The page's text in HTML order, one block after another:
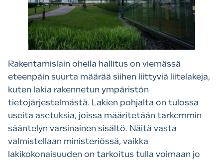
Rakentamislain ohella hallitus on viemässä
eteenpäin suurta määrää siihen liittyviä liitelakeja,
kuten lakia rakennetun ympäristön
tietojärjestelmästä. Lakien pohjalta on tulossa
useita asetuksia, joissa määritetään tarkemmin
sääntelyn varsinainen sisältö. Näitä vasta
valmistellaan ministeriössä, vaikka
lakikokonaisuuden on tarkoitus tulla voimaan jo